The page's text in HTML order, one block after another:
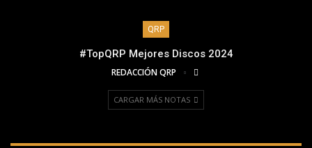
QRP
#TopQRP Mejores Discos 2024
REDACCIÓN QRP
CARGAR MÁS NOTAS